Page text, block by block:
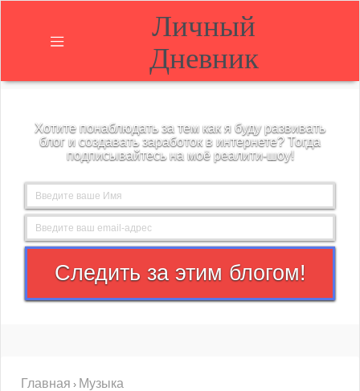
О
блоге
Блог
Контакты
Личный
Дневник
Хотите понаблюдать за тем как я буду развивать
блог и создавать заработок в интернете? Тогда
подписывайтесь на моё реалити-шоу!
Главная › Музыка